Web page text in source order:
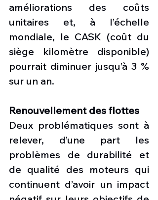
améliorations des coûts
unitaires et, à l’échelle
mondiale, le CASK (coût du
siège kilomètre disponible)
pourrait diminuer jusqu’à 3 %
sur un an.
Renouvellement des flottes
Deux problématiques sont à
relever, d’une part les
problèmes de durabilité et
de qualité des moteurs qui
continuent d’avoir un impact